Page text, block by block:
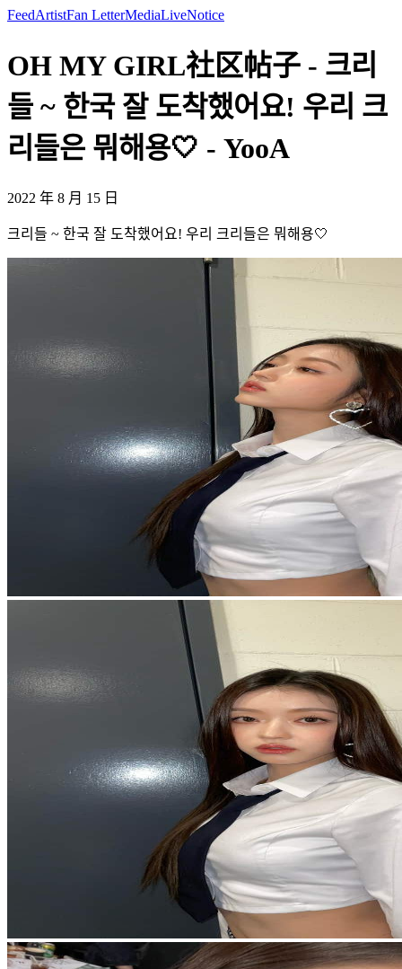
FeedArtistFan LetterMediaLiveNotice
OH MY GIRL社区帖子 - 크리
들 ~ 한국 잘 도착했어요! 우리 크
리들은 뭐해용🤍 - YooA
2022 年 8 月 15 日
크리들 ~ 한국 잘 도착했어요! 우리 크리들은 뭐해용🤍